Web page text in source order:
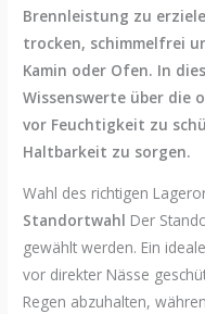
Brennleistung zu
trocken, schimmelfrei
Kamin oder Ofen. In
Wissenswerte über die
vor Feuchtigkeit zu
Haltbarkeit zu sorgen.
Wahl des richtigen
Standortwahl Der
gewählt werden. Ein
vor direkter Nässe
Regen abzuhalten,